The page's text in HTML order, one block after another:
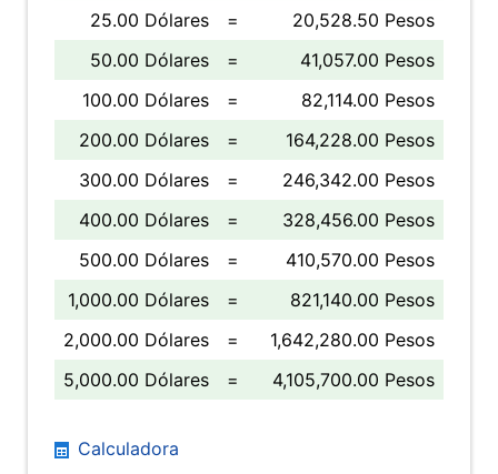
25.00 Dólares
=
20,528.50 Pesos
50.00 Dólares
=
41,057.00 Pesos
100.00 Dólares
=
82,114.00 Pesos
200.00 Dólares
=
164,228.00 Pesos
300.00 Dólares
=
246,342.00 Pesos
400.00 Dólares
=
328,456.00 Pesos
500.00 Dólares
=
410,570.00 Pesos
1,000.00 Dólares
=
821,140.00 Pesos
2,000.00 Dólares
=
1,642,280.00 Pesos
5,000.00 Dólares
= 4,105,700.00 Pesos
Calculadora